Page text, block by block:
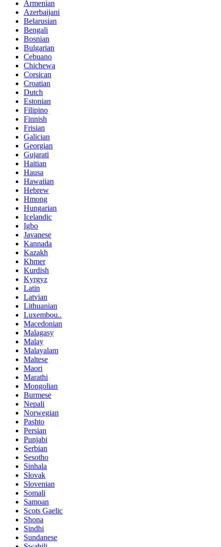
Armenian
Azerbaijani
Belarusian
Bengali
Bosnian
Bulgarian
Cebuano
Chichewa
Corsican
Croatian
Dutch
Estonian
Filipino
Finnish
Frisian
Galician
Georgian
Gujarati
Haitian
Hausa
Hawaiian
Hebrew
Hmong
Hungarian
Icelandic
Igbo
Javanese
Kannada
Kazakh
Khmer
Kurdish
Kyrgyz
Latin
Latvian
Lithuanian
Luxembou..
Macedonian
Malagasy
Malay
Malayalam
Maltese
Maori
Marathi
Mongolian
Burmese
Nepali
Norwegian
Pashto
Persian
Punjabi
Serbian
Sesotho
Sinhala
Slovak
Slovenian
Somali
Samoan
Scots Gaelic
Shona
Sindhi
Sundanese